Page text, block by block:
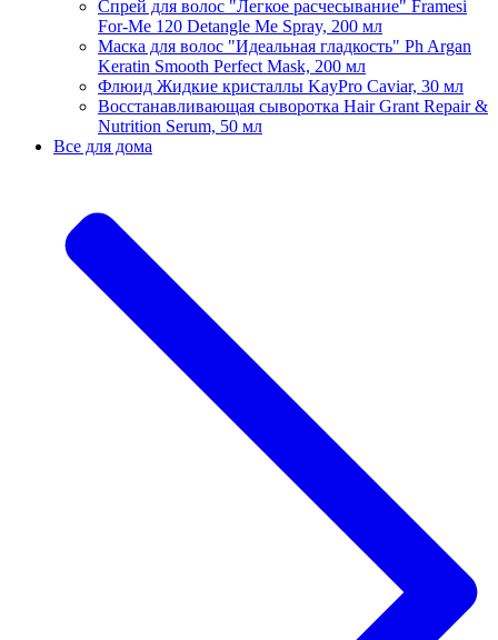
Спрей для волос "Легкое расчесывание" Framesi
For-Me 120 Detangle Me Spray, 200 мл
Маска для волос "Идеальная гладкость" Ph Argan
Keratin Smooth Perfect Mask, 200 мл
Флюид Жидкие кристаллы KayPro Caviar, 30 мл
Восстанавливающая сыворотка Hair Grant Repair &
Nutrition Serum, 50 мл
Все для дома